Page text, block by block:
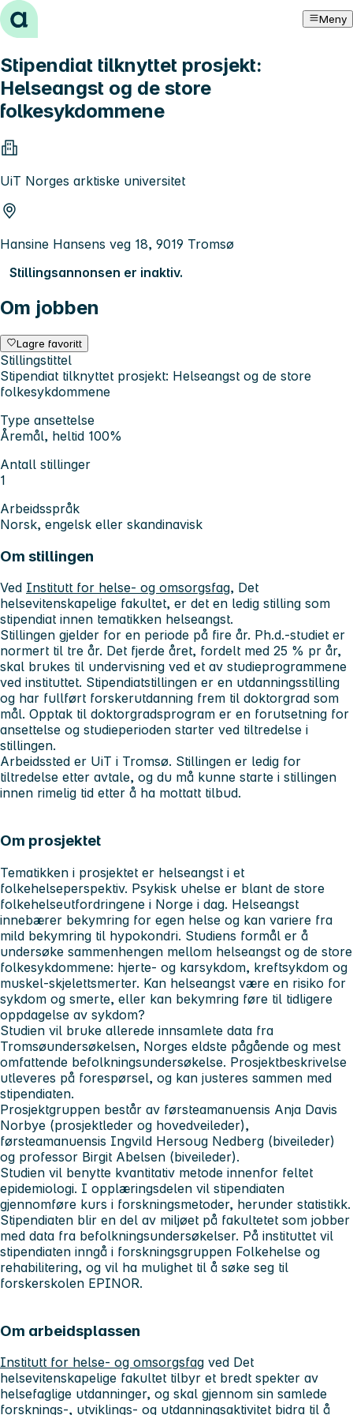
Hopp til innhold Meny
Stipendiat tilknyttet prosjekt:
Helseangst og de store
folkesykdommene
UiT Norges arktiske universitet
Hansine Hansens veg 18, 9019 Tromsø
Stillingsannonsen er inaktiv.
Om jobben
Lagre favoritt
Stillingstittel
Stipendiat tilknyttet prosjekt: Helseangst og de store
folkesykdommene
Type ansettelse
Åremål, heltid 100%
Antall stillinger
1
Arbeidsspråk
Norsk, engelsk eller skandinavisk
Om stillingen
Ved Institutt for helse- og omsorgsfag, Det
helsevitenskapelige fakultet, er det en ledig stilling som
stipendiat innen tematikken helseangst.
Stillingen gjelder for en periode på fire år. Ph.d.-studiet er
normert til tre år. Det fjerde året, fordelt med 25 % pr år,
skal brukes til undervisning ved et av studieprogrammene
ved instituttet. Stipendiatstillingen er en utdanningsstilling
og har fullført forskerutdanning frem til doktorgrad som
mål. Opptak til doktorgradsprogram er en forutsetning for
ansettelse og studieperioden starter ved tiltredelse i
stillingen.
Arbeidssted er UiT i Tromsø. Stillingen er ledig for
tiltredelse etter avtale, og du må kunne starte i stillingen
innen rimelig tid etter å ha mottatt tilbud.
Om prosjektet
Tematikken i prosjektet er helseangst i et
folkehelseperspektiv. Psykisk uhelse er blant de store
folkehelseutfordringene i Norge i dag. Helseangst
innebærer bekymring for egen helse og kan variere fra
mild bekymring til hypokondri. Studiens formål er å
undersøke sammenhengen mellom helseangst og de store
folkesykdommene: hjerte- og karsykdom, kreftsykdom og
muskel-skjelettsmerter. Kan helseangst være en risiko for
sykdom og smerte, eller kan bekymring føre til tidligere
oppdagelse av sykdom?
Studien vil bruke allerede innsamlete data fra
Tromsøundersøkelsen, Norges eldste pågående og mest
omfattende befolkningsundersøkelse. Prosjektbeskrivelse
utleveres på forespørsel, og kan justeres sammen med
stipendiaten.
Prosjektgruppen består av førsteamanuensis Anja Davis
Norbye (prosjektleder og hovedveileder),
førsteamanuensis Ingvild Hersoug Nedberg (biveileder)
og professor Birgit Abelsen (biveileder).
Studien vil benytte kvantitativ metode innenfor feltet
epidemiologi. I opplæringsdelen vil stipendiaten
gjennomføre kurs i forskningsmetoder, herunder statistikk.
Stipendiaten blir en del av miljøet på fakultetet som jobber
med data fra befolkningsundersøkelser. På instituttet vil
stipendiaten inngå i forskningsgruppen Folkehelse og
rehabilitering, og vil ha mulighet til å søke seg til
forskerskolen EPINOR.
Om arbeidsplassen
Institutt for helse- og omsorgsfag ved Det
helsevitenskapelige fakultet tilbyr et bredt spekter av
helsefaglige utdanninger, og skal gjennom sin samlede
forsknings-, utviklings- og utdanningsaktivitet bidra til å